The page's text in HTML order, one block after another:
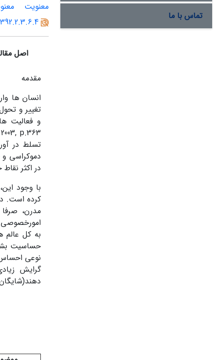
معنویت
اصل
مقدمه
انسان ها
تغییر و
تسلط در
دموکراسی
در اکثر
با وجود
کرده است.
مدرن،
امورخصوصی
به کل عالم
حساسیت
نوعی
گرایش
دهند(شایگان،1381،
تماس با ما